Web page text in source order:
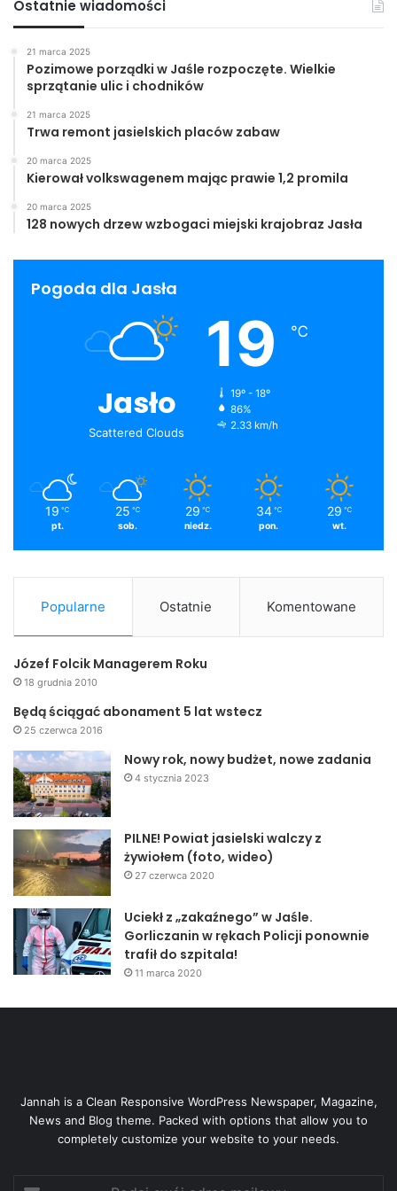
JDK
JDK KKT Rower
Ostatnie wiadomości
21 marca 2025
Pozimowe porządki w Jaśle rozpoczęte. Wielkie
sprzątanie ulic i chodników
21 marca 2025
Trwa remont jasielskich placów zabaw
20 marca 2025
Kierował volkswagenem mając prawie 1,2 promila
20 marca 2025
128 nowych drzew wzbogaci miejski krajobraz Jasła
Pogoda dla Jasła
Jasło
Scattered Clouds
19 ℃
19º - 18º
86%
2.33 km/h
19 ℃
pt.
25 ℃
sob.
29 ℃
niedz.
34 ℃
pon.
29 ℃
wt.
Popularne Ostatnie Komentowane
Józef Folcik Managerem Roku
18 grudnia 2010
Będą ściągać abonament 5 lat wstecz
25 czerwca 2016
Nowy rok, nowy budżet, nowe zadania
4 stycznia 2023
PILNE! Powiat jasielski walczy z
żywiołem (foto, wideo)
27 czerwca 2020
Uciekł z „zakaźnego” w Jaśle.
Gorliczanin w rękach Policji ponownie
trafił do szpitala!
11 marca 2020
Jannah is a Clean Responsive WordPress Newspaper, Magazine,
News and Blog theme. Packed with options that allow you to
completely customize your website to your needs.